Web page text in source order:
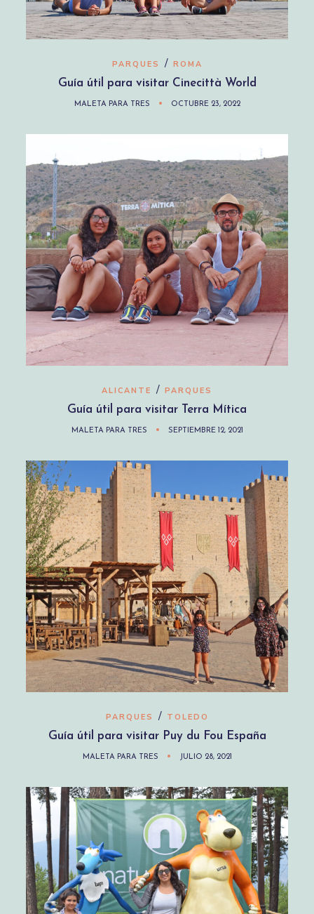
PARQUES / ROMA
Guía útil para visitar Cinecittà World
MALETA PARA TRES OCTUBRE 23, 2022
ALICANTE / PARQUES
Guía útil para visitar Terra Mítica
MALETA PARA TRES SEPTIEMBRE 12, 2021
PARQUES / TOLEDO
Guía útil para visitar Puy du Fou España
MALETA PARA TRES JULIO 28, 2021